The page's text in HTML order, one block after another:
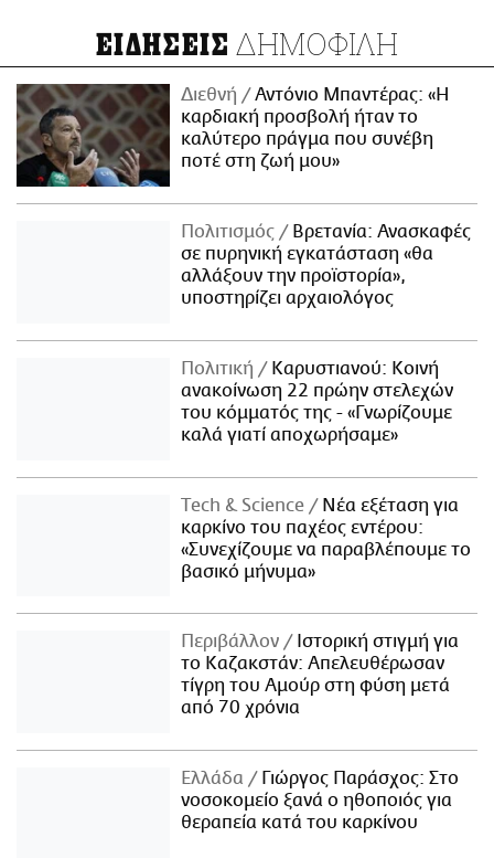
ΕΙΔΗΣΕΙΣ ΔΗΜΟΦΙΛΗ
Διεθνή
Αντόνιο Μπαντέρας: «Η
καρδιακή προσβολή ήταν το
καλύτερο πράγμα που συνέβη
ποτέ στη ζωή μου»
Πολιτισμός
Βρετανία: Ανασκαφές
σε πυρηνική εγκατάσταση «θα
αλλάξουν την προϊστορία»,
υποστηρίζει αρχαιολόγος
Πολιτική
Καρυστιανού: Κοινή
ανακοίνωση 22 πρώην στελεχών
του κόμματός της - «Γνωρίζουμε
καλά γιατί αποχωρήσαμε»
Τech & Science
Νέα εξέταση για
καρκίνο του παχέος εντέρου:
«Συνεχίζουμε να παραβλέπουμε το
βασικό μήνυμα»
Περιβάλλον
Ιστορική στιγμή για
το Καζακστάν: Απελευθέρωσαν
τίγρη του Αμούρ στη φύση μετά
από 70 χρόνια
Ελλάδα
Γιώργος Παράσχος: Στο
νοσοκομείο ξανά ο ηθοποιός για
θεραπεία κατά του καρκίνου